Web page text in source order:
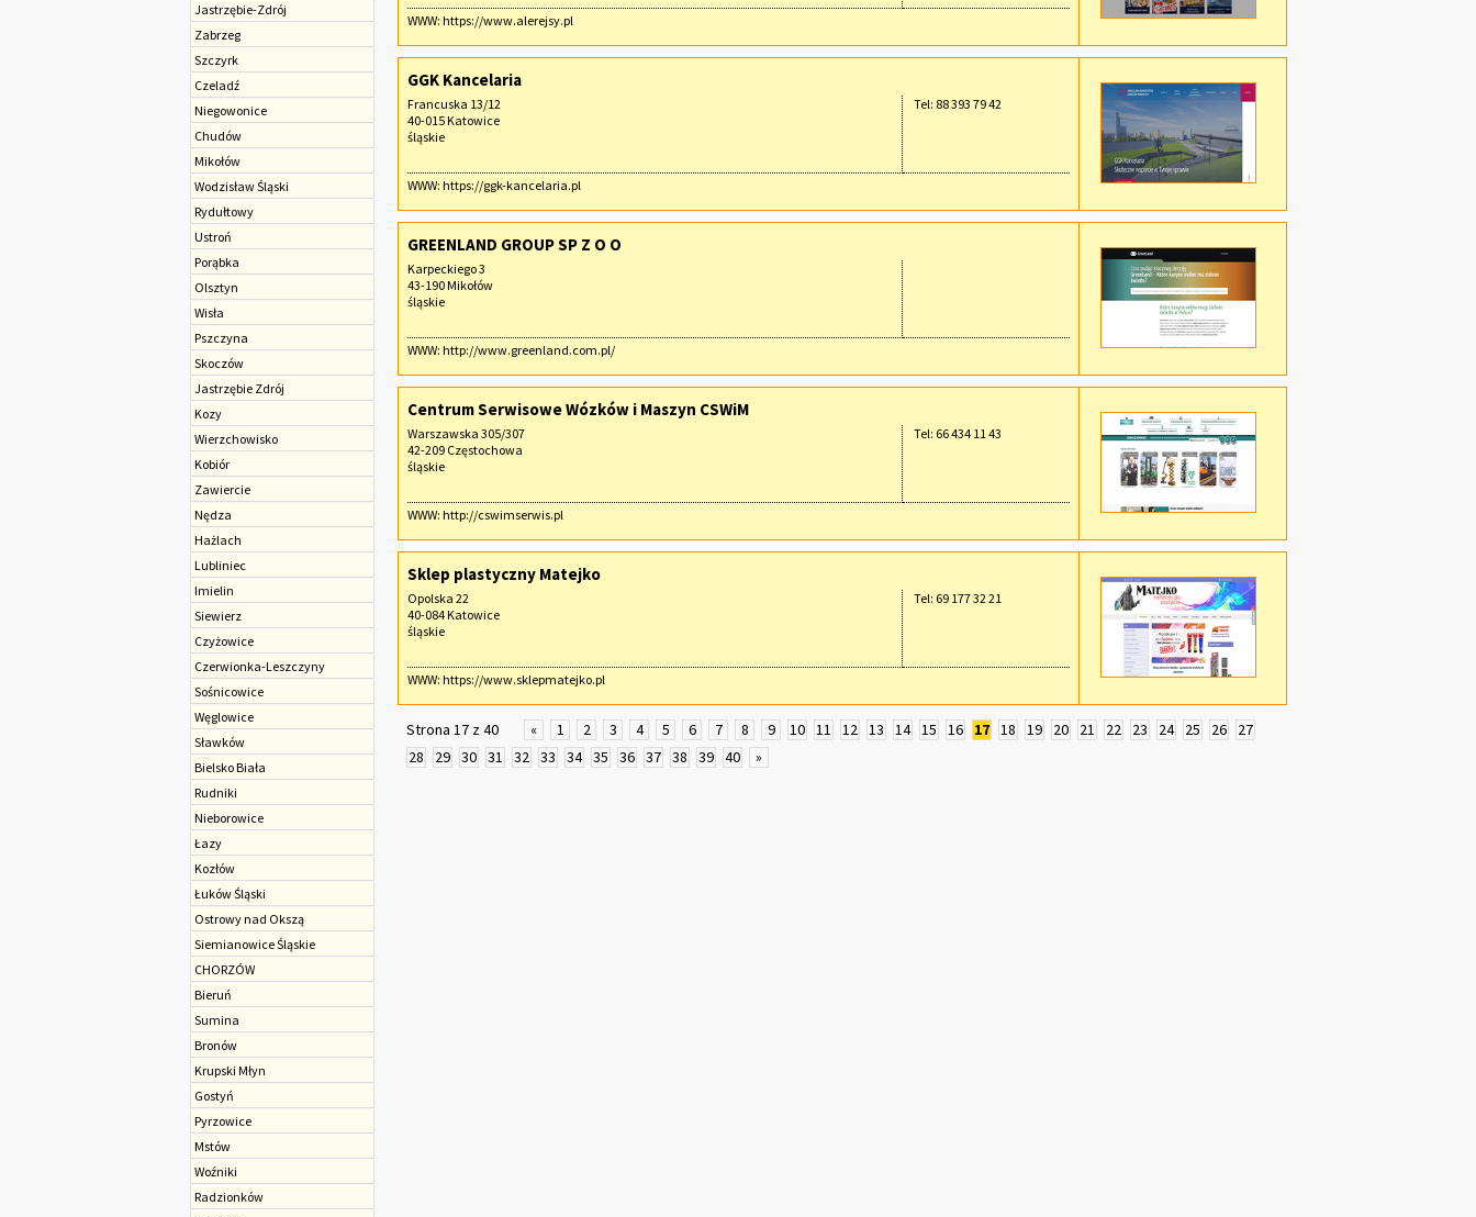
Jastrzębie-Zdrój
Zabrzeg
Szczyrk
Czeladź
Niegowonice
Chudów
Mikołów
Wodzisław Śląski
Rydułtowy
Ustroń
Porąbka
Olsztyn
Wisła
Pszczyna
Skoczów
Jastrzębie Zdrój
Kozy
Wierzchowisko
Kobiór
Zawiercie
Nędza
Hażlach
Lubliniec
Imielin
Siewierz
Czyżowice
Czerwionka-Leszczyny
Sośnicowice
Węglowice
Sławków
Bielsko Biała
Rudniki
Nieborowice
Łazy
Kozłów
Łuków Śląski
Ostrowy nad Okszą
Sie­mia­no­wice Śląskie
CHORZÓW
Bieruń
Sumina
Bronów
Krupski Młyn
Gostyń
Pyrzowice
Mstów
Woźniki
Radzionków
WWW: https://www.alerejsy.pl
GGK Kancelaria
Francuska 13/12
40-015 Katowice
śląskie
Tel: 88 393 79 42
WWW: https://ggk-kancelaria.pl
GREENLAND GROUP SP Z O O
Karpeckiego 3
43-190 Mikołów
śląskie
WWW: http://www.greenland.com.pl/
Centrum Serwisowe Wózków i Maszyn CSWiM
Warszawska 305/307
42-209 Częstochowa
śląskie
Tel: 66 434 11 43
WWW: http://cswimserwis.pl
Sklep plastyczny Matejko
Opolska 22
40-084 Katowice
śląskie
Tel: 69 177 32 21
WWW: https://www.sklepmatejko.pl
Strona 17 z 40 « 1 2 3 4 5 6 7 8 9 10 11 12 13 14 15 16 17 18 19 20 21 22 23 24 25 26
27
28
29 30 31 32 33 34 35 36 37 38 39 40 »